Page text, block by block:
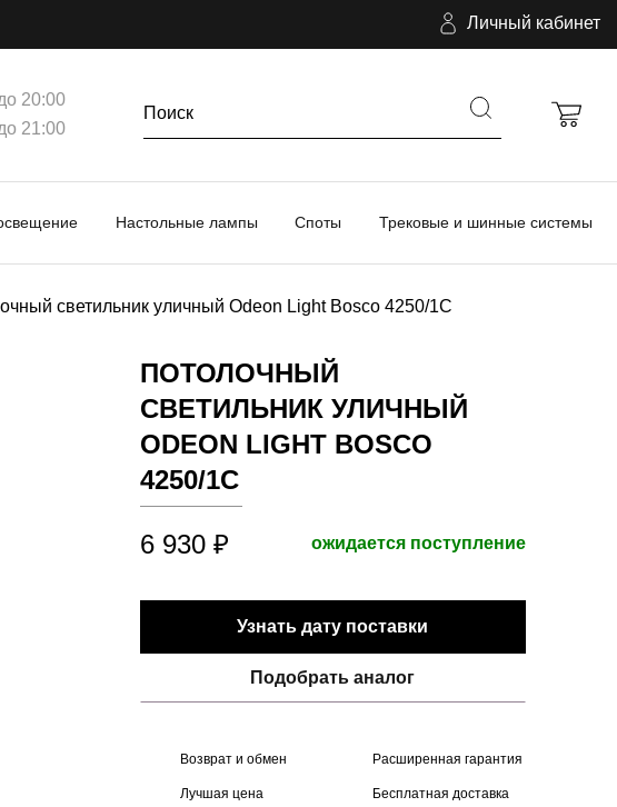
Личный кабинет
20:00
21:00
Настольные лампы Споты Трековые и шинные системы
светильник уличный Odeon Light Bosco 4250/1C
ПОТОЛОЧНЫЙ
СВЕТИЛЬНИК УЛИЧНЫЙ
ODEON LIGHT BOSCO
4250/1C
6 930 ₽ ожидается поступление
Узнать дату поставки
Подобрать аналог
Возврат и обмен Расширенная гарантия
Лучшая цена Бесплатная доставка